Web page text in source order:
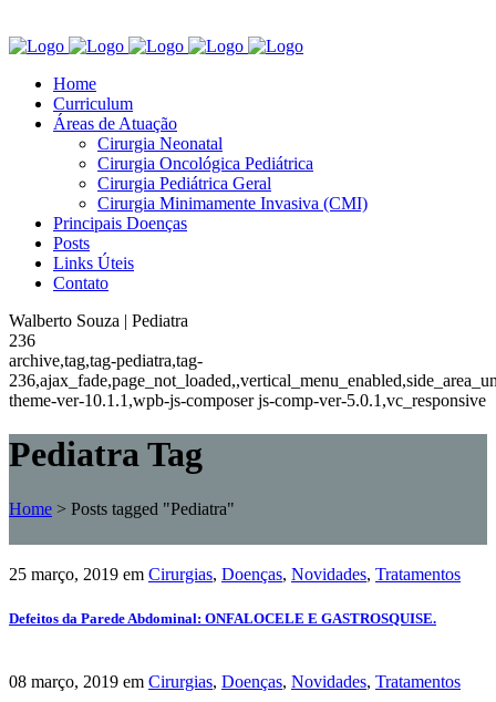
Home
Curriculum
Áreas de Atuação
Cirurgia Neonatal
Cirurgia Oncológica Pediátrica
Cirurgia Pediátrica Geral
Cirurgia Minimamente Invasiva (CMI)
Principais Doenças
Posts
Links Úteis
Contato
Walberto Souza | Pediatra
236
archive,tag,tag-pediatra,tag-
theme-ver-10.1.1,wpb-js-composer js-comp-ver-5.0.1,vc_responsive
Pediatra Tag
Home > Posts tagged "Pediatra"
25 março, 2019 em Cirurgias, Doenças, Novidades, Tratamentos
Defeitos da Parede Abdominal: ONFALOCELE E GASTROSQUISE.
08 março, 2019 em Cirurgias, Doenças, Novidades, Tratamentos